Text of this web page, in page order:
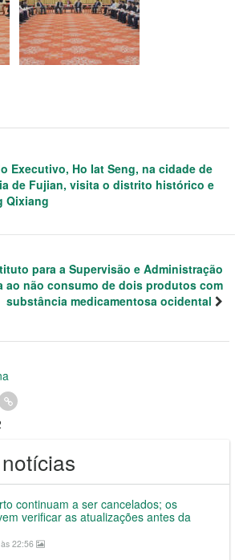
Executivo, Ho Iat Seng, na cidade de
de Fujian, visita o distrito histórico e
Qixiang
para a Supervisão e Administração
ao não consumo de dois produtos com
substância medicamentosa ocidental
continuam a ser cancelados; os
verificar as atualizações antes da
22:56